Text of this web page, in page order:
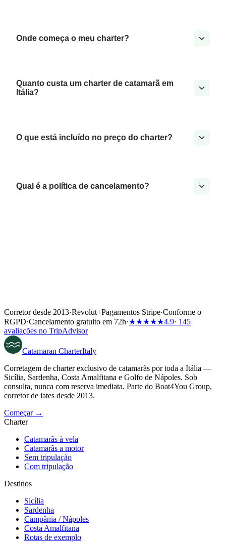
Onde começa o meu charter?
Quanto custa um charter de catamarã em
Itália?
O que está incluído no preço do charter?
Qual é a política de cancelamento?
Corretor desde 2013·Revolut+Pagamentos Stripe·Conforme o
RGPD·Cancelamento gratuito em 72h·★★★★★4.9· 145
avaliações no TripAdvisor
Catamaran CharterItaly
Corretagem de charter exclusivo de catamarãs por toda a Itália —
Sicília, Sardenha, Costa Amalfitana e Golfo de Nápoles. Sob
consulta, nunca com reserva imediata. Parte do Boat4You Group,
corretor de iates desde 2013.
Começar →
Charter
Catamarãs à vela
Catamarãs a motor
Sem tripulação
Com tripulação
Destinos
Sicília
Sardenha
Campânia / Nápoles
Costa Amalfitana
Rotas de exemplo